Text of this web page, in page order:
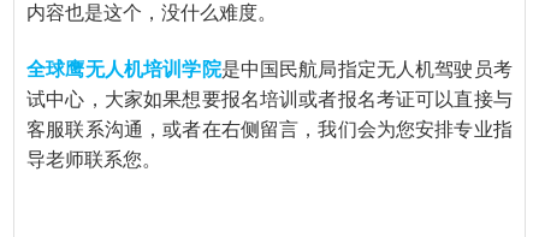
内容也是这个，没什么难度。
全球鹰无人机培训学院是中国民航局指定无人机驾驶员考
试中心，大家如果想要报名培训或者报名考证可以直接与
客服联系沟通，或者在右侧留言，我们会为您安排专业指
导老师联系您。